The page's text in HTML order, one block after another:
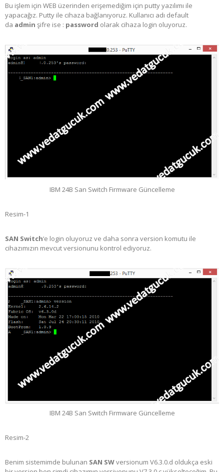
Bu işlem için WEB üzerinden erişemediğim için putty yazılımı ile
yapacağız. Putty ile cihaza bağlanıyoruz. Kullanıcı adı default
da admin şifre ise : password olarak cihaza login oluyoruz.
IBM 24B San Switch Firmware Güncelleme
Resim-1
SAN Switch‘e login oluyoruz ve daha sonra version komutu ile
cihazımızın mevcut versionunu kontrol ediyoruz.
IBM 24B San Switch Firmware Güncelleme
Resim-2
Benim sistemimde bulunan SAN SWversionum V6.3.0.d oldukça eski